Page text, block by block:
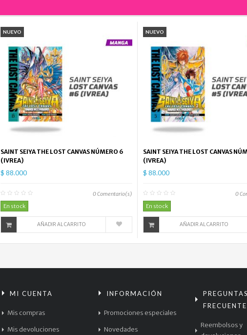
NUEVO
SAINT SEIYA THE LOST CANVAS NÚMERO 6
(IVREA)
$ 88.000
0Comentario(s)
En stock
AÑADIR AL CARRITO
NUEVO
SAINT SEIYA THE LOST CANVAS
(IVREA)
$ 88.000
0
En stock
AÑADIR AL CARRITO
MI CUENTA
Mis compras
Mis devoluciones
INFORMACIÓN
Promociones especiales
Novedades
Reembolsos y